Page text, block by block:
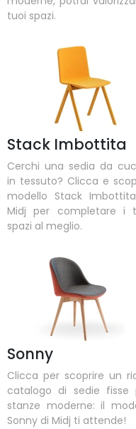
tuoi spazi.
Stack Imbottita
Cerchi una sedia da
in tessuto? Clicca e
modello Stack
Midj per completare i
spazi al meglio.
Sonny
Clicca per scoprire un
catalogo di sedie fisse
stanze moderne: il
Sonny di Midj ti attende!